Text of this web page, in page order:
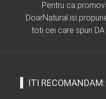
Pentru ca
DoarNatural isi
toti cei care spun
ITI RECOMANDAM: